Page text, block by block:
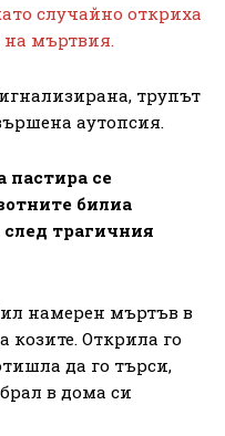
случайно откриха
мъртвия.
трупът
аутопсия.
пастира се
билиа
трагичния
намерен мъртъв в
козите. Открила го
да го търси,
в дома си